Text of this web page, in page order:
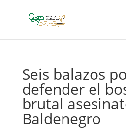
Seis balazos
defender el
brutal
Baldenegro